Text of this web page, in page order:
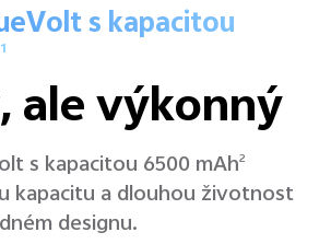
s kapacitou
1
ale výkonný
s kapacitou 6500 mAh2
kapacitu a dlouhou životnost
designu.